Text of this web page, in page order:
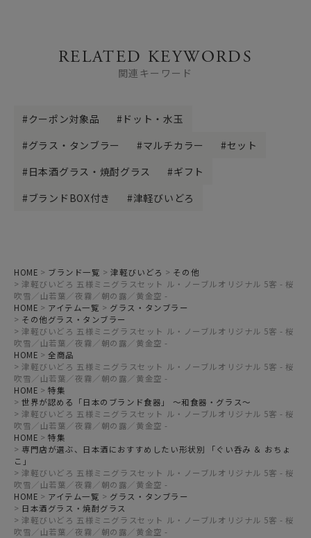
RELATED KEYWORDS
関連キーワード
クーポン対象品
ドット・水玉
グラス・タンブラー
マルチカラー
セット
日本酒グラス・焼酎グラス
ギフト
ブランドBOX付き
津軽びいどろ
HOME ブランド一覧 津軽びいどろ
その他
津軽びいどろ 五様ミニグラスセット ル・ノーブルオリジナル 5客 - 桜
吹雪／山若葉／夜霧／朝の露／黄金空 -
HOME
アイテム一覧
グラス・タンブラー
その他グラス・タンブラー
津軽びいどろ 五様ミニグラスセット ル・ノーブルオリジナル 5客 - 桜
吹雪／山若葉／夜霧／朝の露／黄金空 -
HOME
全商品
津軽びいどろ 五様ミニグラスセット ル・ノーブルオリジナル 5客 - 桜
吹雪／山若葉／夜霧／朝の露／黄金空 -
HOME
特集
世界が認める「日本のブランド食器」 ～和食器・グラス～
津軽びいどろ 五様ミニグラスセット ル・ノーブルオリジナル 5客 - 桜
吹雪／山若葉／夜霧／朝の露／黄金空 -
HOME
特集
専門店が選ぶ、日本酒におすすめしたい形状別 「ぐい呑み ＆ おちょ
こ」
津軽びいどろ 五様ミニグラスセット ル・ノーブルオリジナル 5客 - 桜
吹雪／山若葉／夜霧／朝の露／黄金空 -
HOME
アイテム一覧
グラス・タンブラー
日本酒グラス・焼酎グラス
津軽びいどろ 五様ミニグラスセット ル・ノーブルオリジナル 5客 - 桜
吹雪／山若葉／夜霧／朝の露／黄金空 -